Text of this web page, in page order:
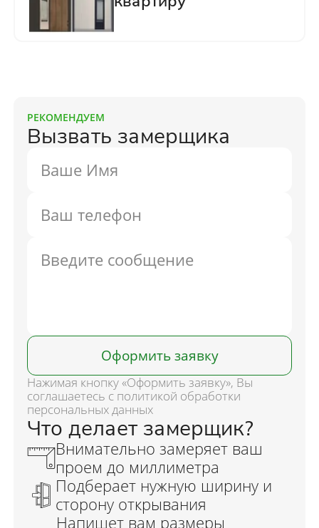
РЕКОМЕНДУЕМ
Вызвать замерщика
Оформить заявку
Нажимая кнопку «Оформить заявку», Вы
соглашаетесь с политикой обработки
персональных данных